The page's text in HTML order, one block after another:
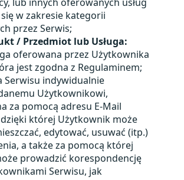
w zakresie kategorii
przez Serwis;
/ Przedmiot lub Usługa:
oferowana przez Użytkownika
jest zgodna z Regulaminem;
Serwisu indywidualnie
Użytkownikowi,
za pomocą adresu E-Mail
której Użytkownik może
edytować, usuwać (itp.)
a także za pomocą której
prowadzić korespondencję
Serwisu, jak